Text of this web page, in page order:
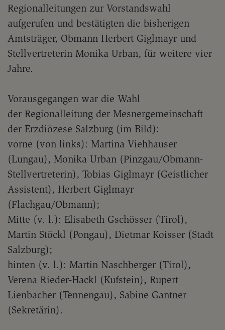
Regionalleitungen zur Vorstandswahl
aufgerufen und bestätigten die bisherigen
Amtsträger, Obmann Herbert Giglmayr und
Stellvertreterin Monika Urban, für weitere vier
Jahre.
Vorausgegangen war die Wahl
der Regionalleitung der Mesnergemeinschaft
der Erzdiözese Salzburg (im Bild):
vorne (von links): Martina Viehhauser
(Lungau), Monika Urban (Pinzgau/Obmann-
Stellvertreterin), Tobias Giglmayr (Geistlicher
Assistent), Herbert Giglmayr
(Flachgau/Obmann);
Mitte (v. l.): Elisabeth Gschösser (Tirol),
Martin Stöckl (Pongau), Dietmar Koisser (Stadt
Salzburg);
hinten (v. l.): Martin Naschberger (Tirol),
Verena Rieder-Hackl (Kufstein), Rupert
Lienbacher (Tennengau), Sabine Gantner
(Sekretärin).